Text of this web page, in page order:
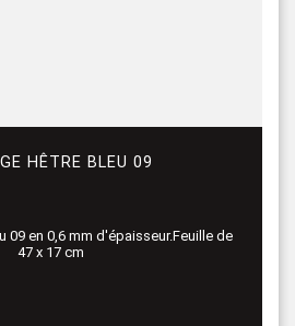
HÊTRE BLEU 09
09 en 0,6 mm d'épaisseur.Feuille de
47 x 17 cm